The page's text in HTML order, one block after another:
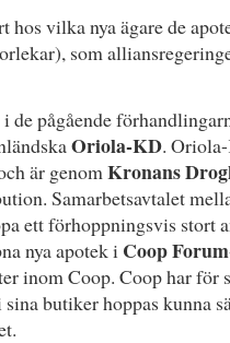
hos vilka nya ägare de
som
de pågående
Oriola-KD.
är genomKronans
Samarbetsavtalet
ett förhoppningsvis stort
nya apotek i Coop Forum
inom Coop. Coop har för
butiker hoppas kunna